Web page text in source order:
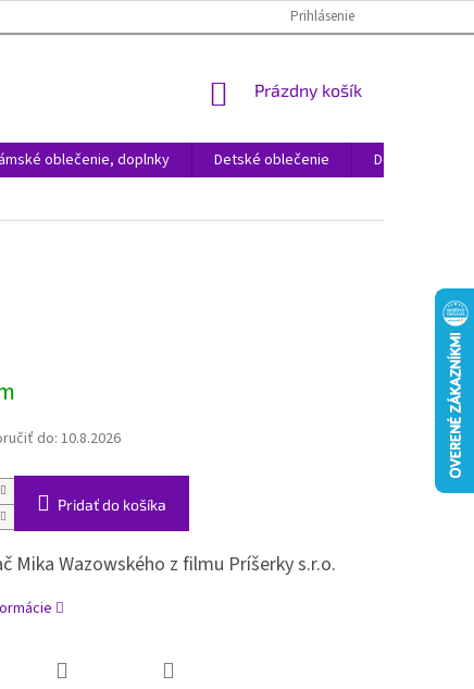
ÚDAJOV VRÁTENIE TOVARU
Prihlásenie
NÁKUPNÝ
Prázdny košík
oblečenie, doplnky Detské oblečenie
Domácnosť
do: 10.8.2026
Pridať do košíka
Mika Wazowského z filmu Príšerky s.r.o.